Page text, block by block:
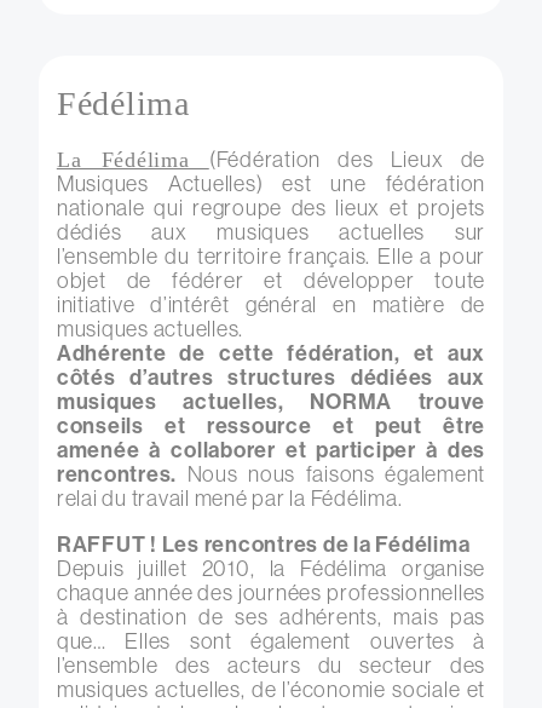
Fédélima
La Fédélima (Fédération des Lieux de
Musiques Actuelles) est une fédération
nationale qui regroupe des lieux et projets
dédiés aux musiques actuelles sur
l’ensemble du territoire français. Elle a pour
objet de fédérer et développer toute
initiative d’intérêt général en matière de
musiques actuelles.
Adhérente de cette fédération, et aux
côtés d’autres structures dédiées aux
musiques actuelles, NORMA trouve
conseils et ressource et peut être
amenée à collaborer et participer à des
rencontres. Nous nous faisons également
relai du travail mené par la Fédélima.
RAFFUT ! Les rencontres de la Fédélima
Depuis juillet 2010, la Fédélima organise
chaque année des journées professionnelles
à destination de ses adhérents, mais pas
que… Elles sont également ouvertes à
l’ensemble des acteurs du secteur des
musiques actuelles, de l’économie sociale et